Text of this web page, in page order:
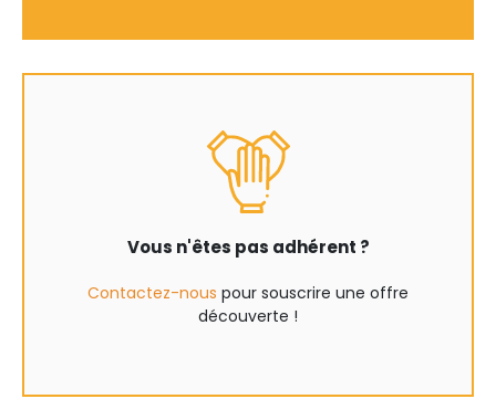
Vous n'êtes pas adhérent ?
Contactez-nous pour souscrire une offre
découverte !